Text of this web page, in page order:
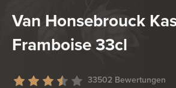
Van Honsebrouck
Framboise 33cl
33502 Bewertungen